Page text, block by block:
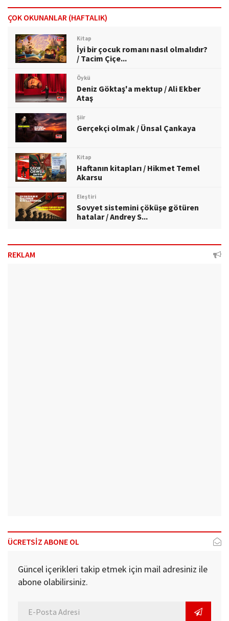
ÇOK OKUNANLAR (HAFTALIK)
Kitap
İyi bir çocuk romanı nasıl olmalıdır?
/ Tacim Çiçe...
Öykü
Deniz Göktaş'a mektup / Ali Ekber
Ataş
Şiir
Gerçekçi olmak / Ünsal Çankaya
Kitap
Haftanın kitapları / Hikmet Temel
Akarsu
Eleştiri
Sovyet sistemini çöküşe götüren
hatalar / Andrey S...
REKLAM
ÜCRETSİZ ABONE OL
Güncel içerikleri takip etmek için mail adresiniz ile
abone olabilirsiniz.